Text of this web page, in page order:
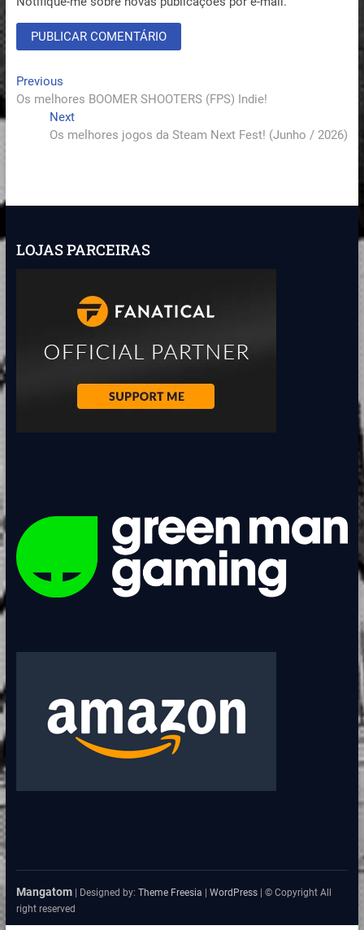
Navegação
de
PreviousPrevious
post:
Os melhores BOOMER SHOOTERS (FPS) Indie!
NextNext
post:
Os melhores jogos da Steam Next Fest! (Junho / 2026)
LOJAS PARCEIRAS
Mangatom| Designed by: Theme Freesia WordPress| © Copyright All
right reserved